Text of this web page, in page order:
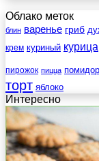
Облако меток
блин варенье гриб
крем куриный курица
пирожок пицца помидор
торт яблоко
Интересно